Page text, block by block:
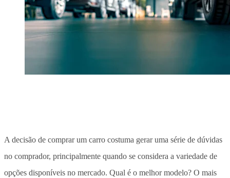
A decisão de comprar um carro costuma gerar uma série de dúvidas
no comprador, principalmente quando se considera a variedade de
opções disponíveis no mercado. Qual é o melhor modelo? O mais